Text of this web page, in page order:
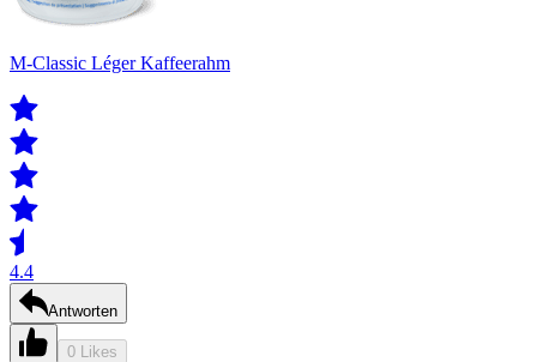
M-Classic Léger Kaffeerahm
4.4
Antworten
0 Likes